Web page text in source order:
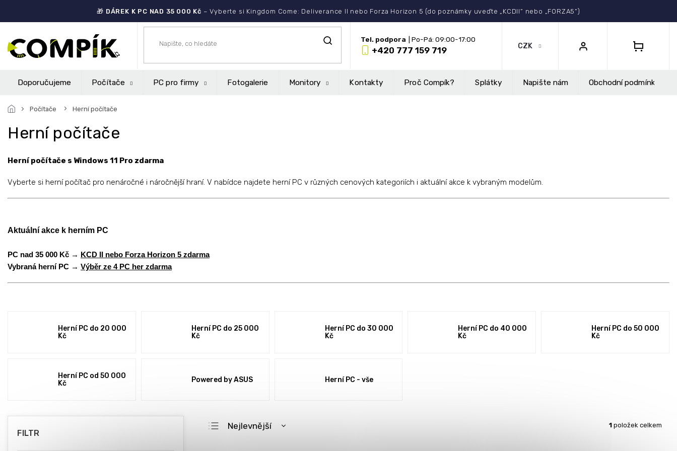
🎁 DÁREK K PC NAD 35 000 Kč – Vyberte si Kingdom Come: Deliverance II nebo Forza Horizon 5 (do poznámky uveďte „KCDII“ nebo „FORZA5“)
+420 777 159 719 CZK
NÁKUPNÍ
Doporučujeme Počítače PC pro firmy Fotogalerie Monitory Kontakty Proč Compík? Splátky Napište nám Obchodní podmínky
Počítače Herní počítače
Herní počítače
Herní počítače s Windows 11 Pro zdarma
Vyberte si herní počítač pro nenáročné i náročnější hraní. V nabídce najdete herní PC v různých cenových kategoriích i aktuální akce k vybraným modelům.
Aktuální akce k herním PC
PC nad 35 000 Kč → KCD II nebo Forza Horizon 5 zdarma
Vybraná herní PC → Výběr ze 4 PC her zdarma
Herní PC do 20 000
Kč
Herní PC do 25 000
Kč
Herní PC do 30 000
Kč
Herní PC do 40 000
Kč
Herní PC do 50 000
Kč
Herní PC od 50 000
Kč
Powered by ASUS Herní PC - vše
Ř
a
Nejlevnější
1 položek celkem
Select Language ▼